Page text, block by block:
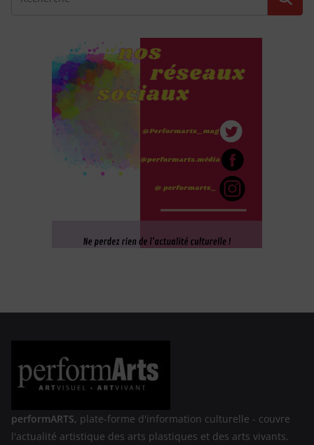
performARTS, plate-forme d'information culturelle - couvre
l'actualité artistique des arts plastiques et des arts vivants.